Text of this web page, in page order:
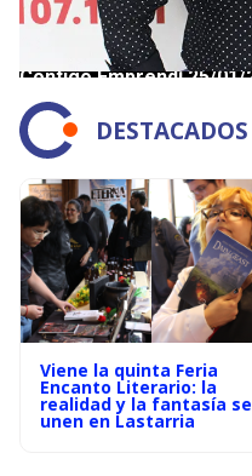
DESTACADOS
Viene la quinta Feria
Encanto Literario: la
realidad y la fantasía se
unen en Lastarria